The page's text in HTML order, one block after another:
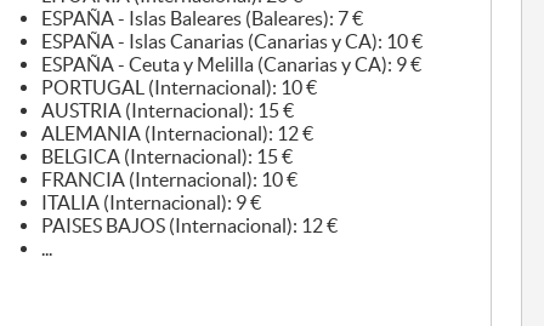
ESPAÑA - Islas Baleares (Baleares): 7 €
ESPAÑA - Islas Canarias (Canarias y CA): 10 €
ESPAÑA - Ceuta y Melilla (Canarias y CA): 9 €
PORTUGAL (Internacional): 10 €
AUSTRIA (Internacional): 15 €
ALEMANIA (Internacional): 12 €
BELGICA (Internacional): 15 €
FRANCIA (Internacional): 10 €
ITALIA (Internacional): 9 €
PAISES BAJOS (Internacional): 12 €
...